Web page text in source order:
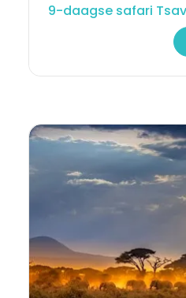
9-daagse safari